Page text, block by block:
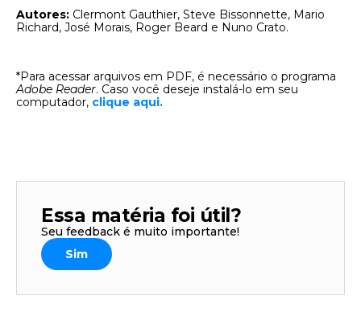
Autores: Clermont Gauthier, Steve Bissonnette, Mario
Richard, José Morais, Roger Beard e Nuno Crato.
*Para acessar arquivos em PDF, é necessário o programa
Adobe Reader. Caso você deseje instalá-lo em seu
computador, clique aqui.
Essa matéria foi útil?
Seu feedback é muito importante!
Sim